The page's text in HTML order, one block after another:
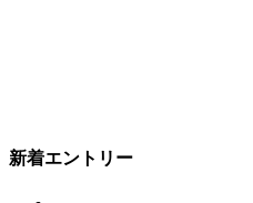
新着エントリー